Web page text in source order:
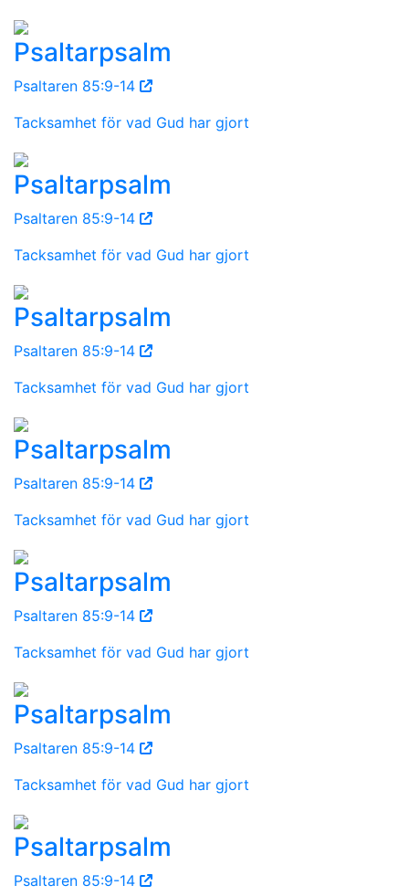
Psaltarpsalm
Psaltaren 85:9-14
Tacksamhet för vad Gud har gjort
Psaltarpsalm
Psaltaren 85:9-14
Tacksamhet för vad Gud har gjort
Psaltarpsalm
Psaltaren 85:9-14
Tacksamhet för vad Gud har gjort
Psaltarpsalm
Psaltaren 85:9-14
Tacksamhet för vad Gud har gjort
Psaltarpsalm
Psaltaren 85:9-14
Tacksamhet för vad Gud har gjort
Psaltarpsalm
Psaltaren 85:9-14
Tacksamhet för vad Gud har gjort
Psaltarpsalm
Psaltaren 85:9-14